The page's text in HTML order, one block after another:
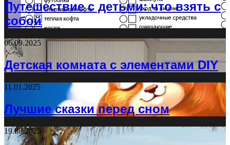
Путешествие с детьми: что взять с
собой
06.09.2025
Детская комната с элементами DIY
11.01.2025
Лучшие сказки перед сном
19.08.2025